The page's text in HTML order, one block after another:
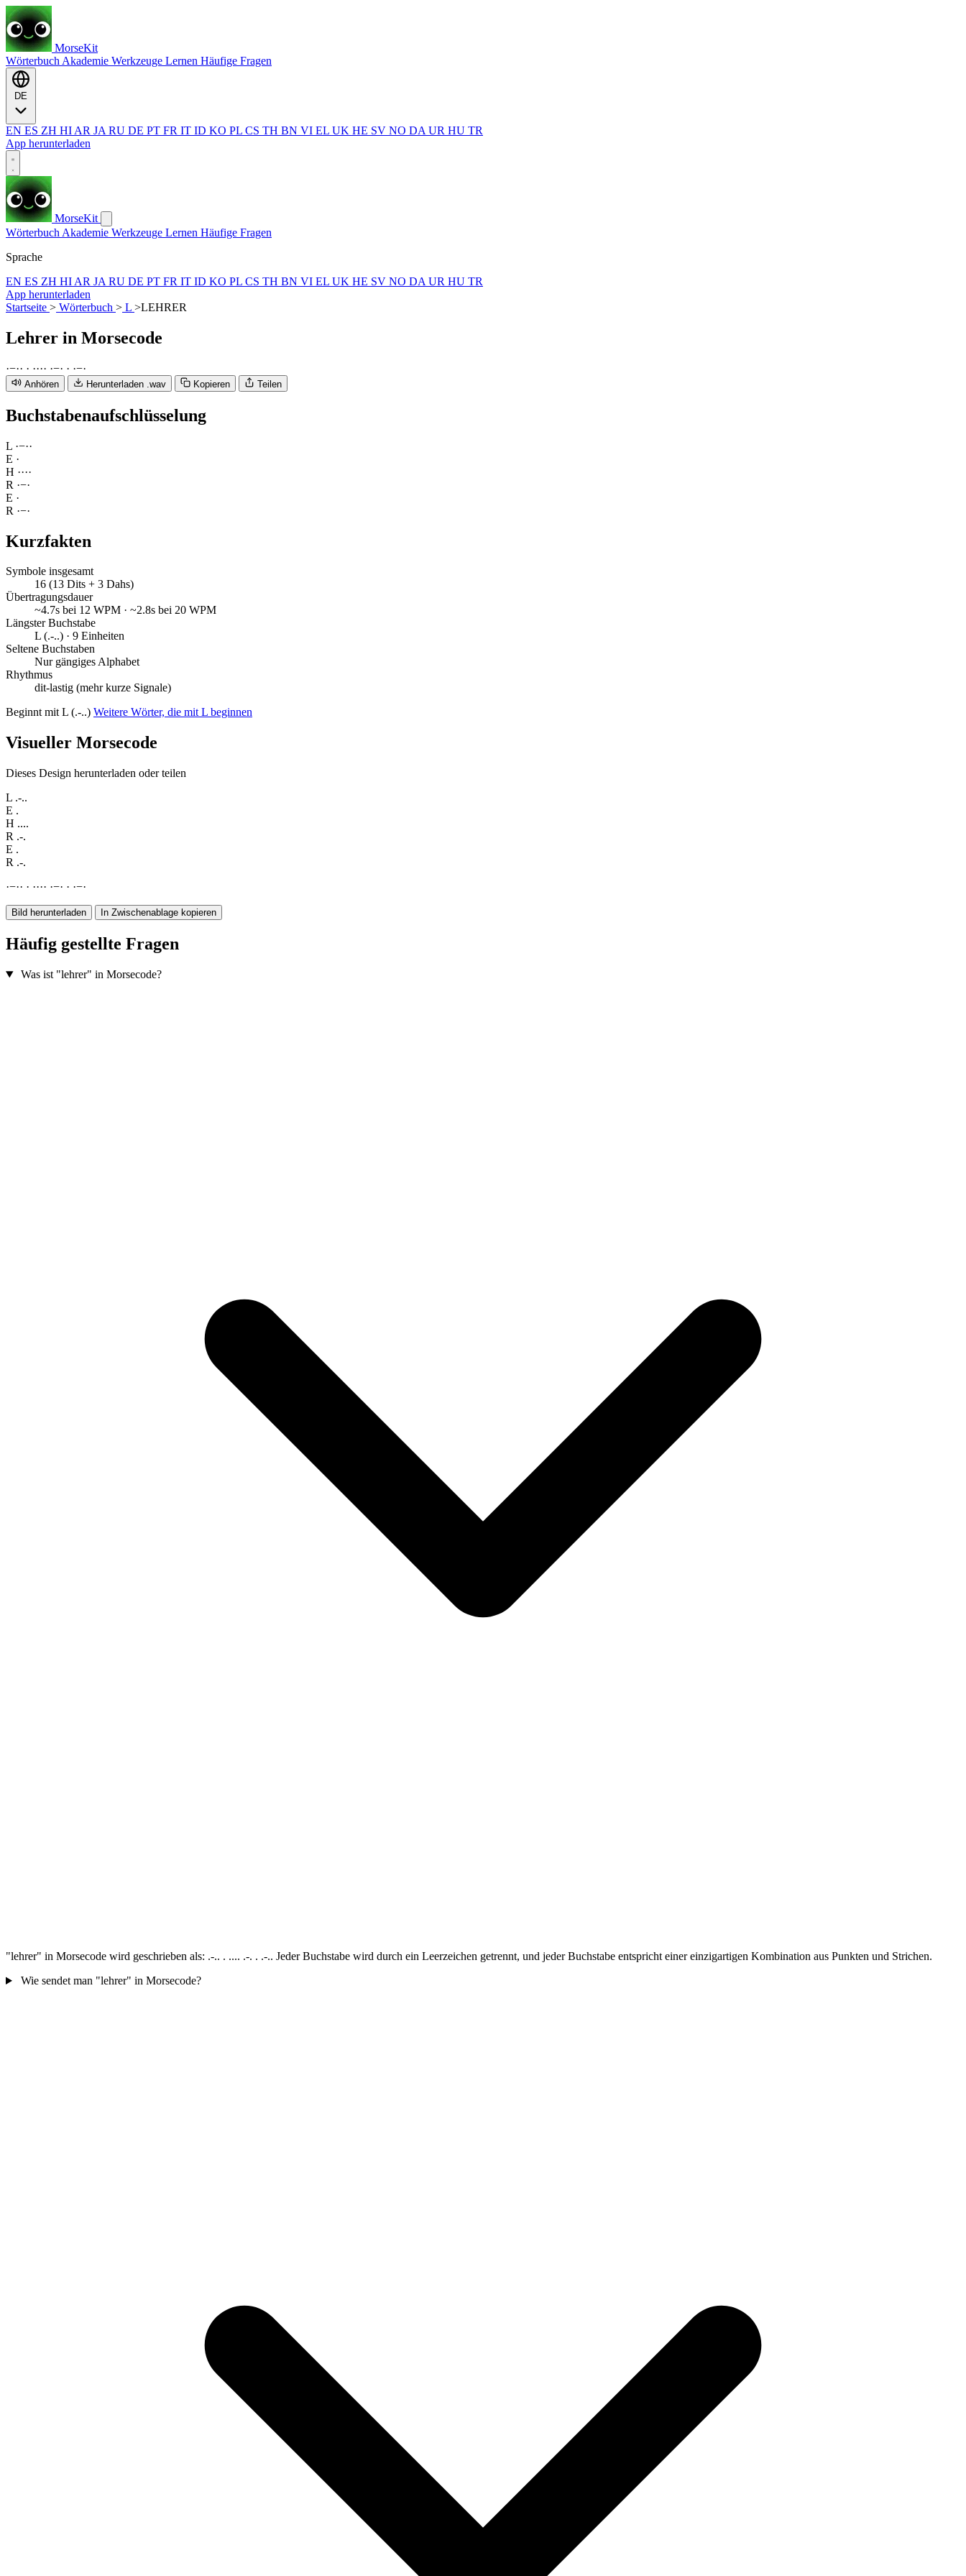
MorseKit
Wörterbuch Akademie Werkzeuge Lernen Häufige Fragen
EN ES ZH HI AR JA RU DE PT FR IT ID KO PL CS TH BN VI EL UK HE SV NO DA UR HU TR
App herunterladen
MorseKit
Wörterbuch Akademie Werkzeuge Lernen Häufige Fragen
Sprache
EN ES ZH HI AR JA RU DE PT FR IT ID KO PL CS TH BN VI EL UK HE SV NO DA UR HU TR
App herunterladen
Startseite > Wörterbuch > L >LEHRER
Lehrer in Morsecode
·−·· · ···· ·−· · ·−·
Anhören Herunterladen .wav Kopieren Teilen
Buchstabenaufschlüsselung
L ·−··
E ·
H ····
R ·−·
E ·
R ·−·
Kurzfakten
Symbole insgesamt
16 (13 Dits + 3 Dahs)
Übertragungsdauer
~4.7s bei 12 WPM · ~2.8s bei 20 WPM
Längster Buchstabe
L (.-..) · 9 Einheiten
Seltene Buchstaben
Nur gängiges Alphabet
Rhythmus
dit-lastig (mehr kurze Signale)
Beginnt mit L (.-..) Weitere Wörter, die mit L beginnen
Visueller Morsecode
Dieses Design herunterladen oder teilen
L .-..
E .
H ....
R .-.
E .
R .-.
·−·· · ···· ·−· · ·−·
Bild herunterladen In Zwischenablage kopieren
Häufig gestellte Fragen
Was ist "lehrer" in Morsecode?
"lehrer" in Morsecode wird geschrieben als: .-.. . .... .-. . .-.. Jeder Buchstabe wird durch ein Leerzeichen getrennt, und jeder Buchstabe entspricht einer einzigartigen Kombination aus Punkten und Strichen.
Wie sendet man "lehrer" in Morsecode?